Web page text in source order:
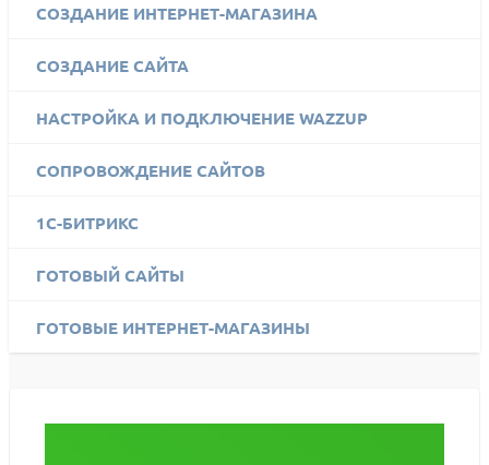
СОЗДАНИЕ ИНТЕРНЕТ-МАГАЗИНА
СОЗДАНИЕ САЙТА
НАСТРОЙКА И ПОДКЛЮЧЕНИЕ WAZZUP
СОПРОВОЖДЕНИЕ САЙТОВ
1C-БИТРИКС
ГОТОВЫЙ САЙТЫ
ГОТОВЫЕ ИНТЕРНЕТ-МАГАЗИНЫ